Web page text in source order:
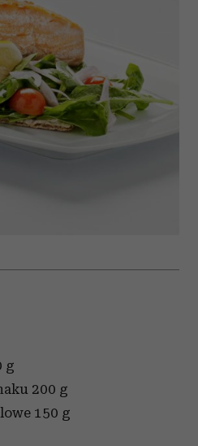
g
200 g
150 g